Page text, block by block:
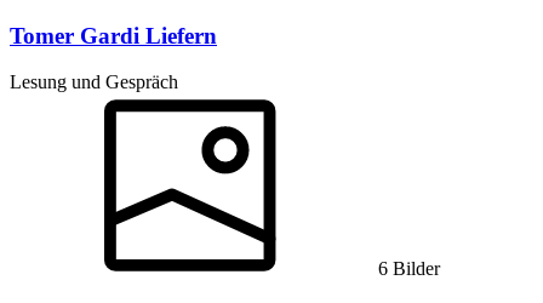
Tomer Gardi Liefern
Lesung und Gespräch
6 Bilder